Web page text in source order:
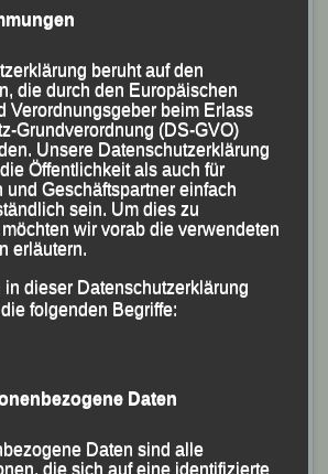
Bayerische Meisterin über 5000m
Göstl
beruht auf den
die durch den Europäischen
Verordnungsgeber beim Erlass
Grundverordnung (DS-GVO)
Unsere Datenschutzerklärung
Öffentlichkeit als auch für
und Geschäftspartner einfach
sein. Um dies zu
wir vorab die verwendeten
erläutern.
dieser Datenschutzerklärung
folgenden Begriffe:
Daten
Daten sind alle
die sich auf eine identifizierte